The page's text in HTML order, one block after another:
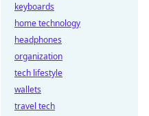
keyboards
home technology
headphones
organization
tech lifestyle
wallets
travel tech